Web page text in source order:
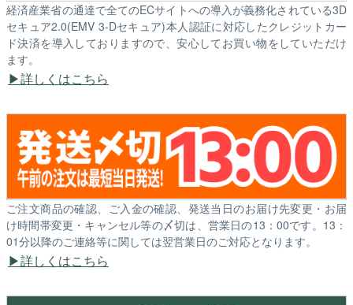
経済産業省の通達で全てのECサイトへの導入が義務化されている3D
セキュア2.0(EMV 3-Dセキュア)本人認証に対応したクレジットカー
ド決済を導入しておりますので、安心してお買い物をしていただけ
ます。
詳しくはこちら
ご注文商品の確認、ご入金の確認、発送当日のお届け先変更・お届
け時間帯変更・キャンセル等の〆切は、営業日の13：00です。13：
01分以降のご連絡等に関しては翌営業日のご対応となります。
詳しくはこちら